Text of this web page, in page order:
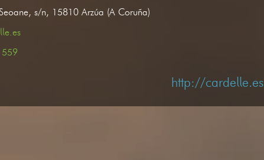
s/n, 15810 Arzúa (A Coruña)
http://cardelle.es